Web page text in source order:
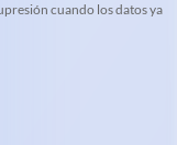
cuando los datos ya